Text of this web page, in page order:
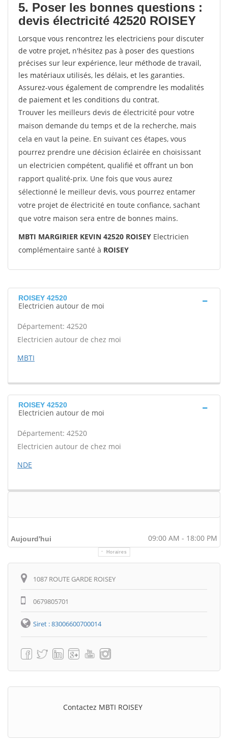
5. Poser les bonnes questions :
devis électricité 42520 ROISEY
Lorsque vous rencontrez les electriciens pour discuter
de votre projet, n'hésitez pas à poser des questions
précises sur leur expérience, leur méthode de travail,
les matériaux utilisés, les délais, et les garanties.
Assurez-vous également de comprendre les modalités
de paiement et les conditions du contrat.
Trouver les meilleurs devis de électricité pour votre
maison demande du temps et de la recherche, mais
cela en vaut la peine. En suivant ces étapes, vous
pourrez prendre une décision éclairée en choisissant
un electricien compétent, qualifié et offrant un bon
rapport qualité-prix. Une fois que vous aurez
sélectionné le meilleur devis, vous pourrez entamer
votre projet de électricité en toute confiance, sachant
que votre maison sera entre de bonnes mains.
MBTI MARGIRIER KEVIN 42520 ROISEY Electricien
complémentaire santé à ROISEY
ROISEY 42520
Electricien autour de moi
Département: 42520
Electricien autour de chez moi
MBTI
ROISEY 42520
Electricien autour de moi
Département: 42520
Electricien autour de chez moi
NDE
Aujourd'hui 09:00 AM - 18:00 PM
Horaires
1087 ROUTE GARDE ROISEY
0679805701
Siret : 83006600700014
Contactez MBTI ROISEY